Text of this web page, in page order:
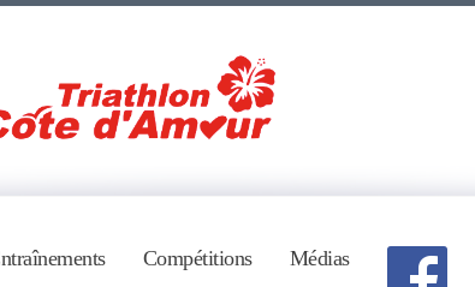
Compétitions Médias